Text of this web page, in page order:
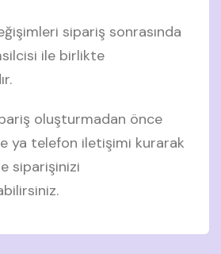
sipariş sonrasında
ile birlikte
oluşturmadan önce
ya telefon iletişimi kurarak
siparişinizi